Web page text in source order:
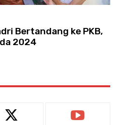
Bertandang ke PKB,
2024